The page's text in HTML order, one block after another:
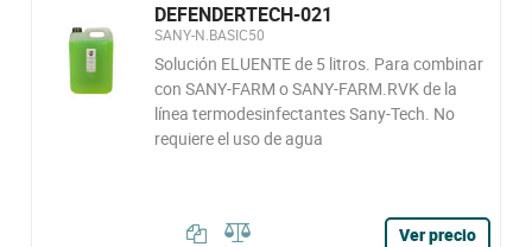
DEFENDERTECH-021
SANY-N.BASIC50
Solución ELUENTE de 5 litros. Para combinar
con SANY-FARM o SANY-FARM.RVK de la
línea termodesinfectantes Sany-Tech. No
requiere el uso de agua
Ver precio